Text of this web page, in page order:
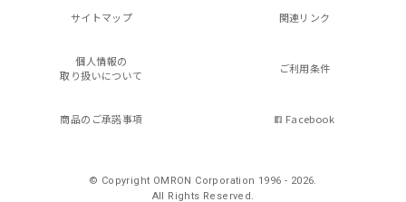
サイトマップ 関連リンク
個人情報の
取り扱いについて
ご利用条件
商品のご承諾事項 Facebook
© Copyright OMRON Corporation 1996 - 2026.
All Rights Reserved.